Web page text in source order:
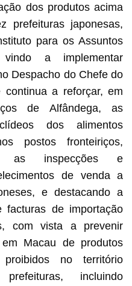
dos produtos acima
prefeituras japonesas,
para os Assuntos
a implementar
Despacho do Chefe do
continua a reforçar, em
de Alfândega, as
dos alimentos
postos fronteiriços,
as inspecções e
de venda a
e destacando a
facturas de importação
com vista a prevenir
Macau de produtos
no território
incluindo